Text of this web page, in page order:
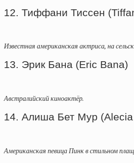
12. Тиффани Тиссен
Известная американская актриса, на
13. Эрик Бана (Eric Bana)
Австралийский киноактёр.
14. Алиша Бет Мур
Американская певица Пинк в стильном